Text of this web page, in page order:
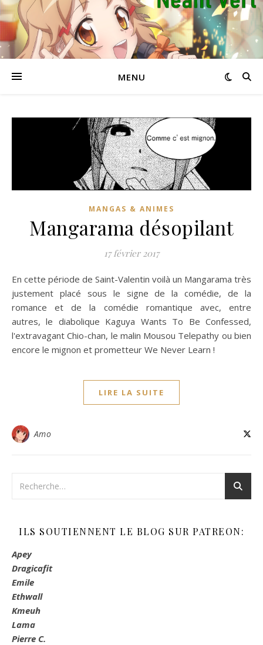
MENU
MANGAS & ANIMES
Mangarama désopilant
17 février 2017
En cette période de Saint-Valentin voilà un Mangarama très
justement placé sous le signe de la comédie, de la
romance et de la comédie romantique avec, entre
autres, le diabolique Kaguya Wants To Be Confessed,
l'extravagant Chio-chan, le malin Mousou Telepathy ou bien
encore le mignon et prometteur We Never Learn !
LIRE LA SUITE
Amo
ILS SOUTIENNENT LE BLOG SUR PATREON:
Apey
Dragicafit
Emile
Ethwall
Kmeuh
Lama
Pierre C.